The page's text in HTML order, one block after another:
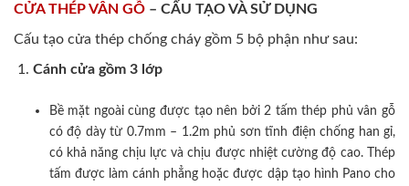
CỬA THÉP VÂN GỖ – CẤU TẠO VÀ SỬ DỤNG
Cấu tạo cửa thép chống cháy gồm 5 bộ phận như sau:
Cánh cửa gồm 3 lớp
Bề mặt ngoài cùng được tạo nên bởi 2 tấm thép phủ vân gỗ
có độ dày từ 0.7mm – 1.2m phủ sơn tĩnh điện chống han gỉ,
có khả năng chịu lực và chịu được nhiệt cường độ cao. Thép
tấm được làm cánh phẳng hoặc được dập tạo hình Pano cho